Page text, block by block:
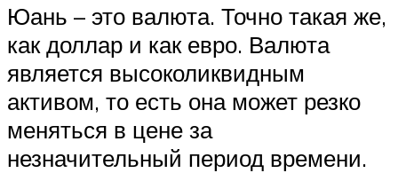
Юань – это валюта. Точно такая же,
как доллар и как евро. Валюта
является высоколиквидным
активом, то есть она может резко
меняться в цене за
незначительный период времени.